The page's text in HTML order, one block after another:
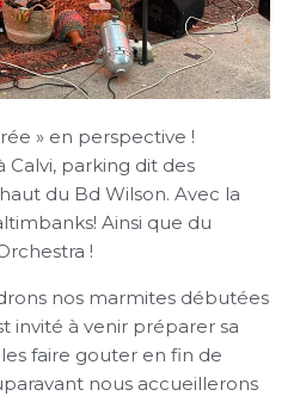
» en perspective !
Calvi, parking dit des
du Bd Wilson. Avec la
Ainsi que du
!
nos marmites débutées
invité à venir préparer sa
faire gouter en fin de
nous accueillerons